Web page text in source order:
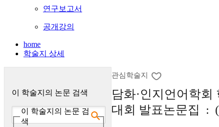
연구보고서
공개강의
home
학술지 상세
이 학술지의 논문 검색
이 학술지의 논문 검
색
관심학술지
담화·인지언어학회
대회 발표논문집 :